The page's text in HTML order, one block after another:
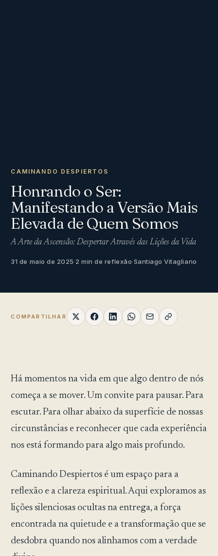
CAMINANDO DESPIERTOS
Honrando o Ser:
Manifestando a Versão Mais
Elevada de Quem Somos
A Arte da Ascensão: Despertar Através das Lições da Vida
31 de maio de 2025·2 min de reflexão·Santiago Vitagliano
COMPARTILHAR
Há momentos na vida em que algo dentro de nós
começa a se mover. Um convite para pausar. Para
escutar. Para olhar abaixo da superfície de nossas
circunstâncias e reconhecer que cada experiência
nos está formando para algo mais profundo.
Caminando Despiertos é um espaço para a
reflexão e a clareza espiritual. Aqui exploramos as
lições silenciosas ocultas na entrega, a força
encontrada na quietude e a transformação que se
desdobra quando nos alinhamos com a verdade